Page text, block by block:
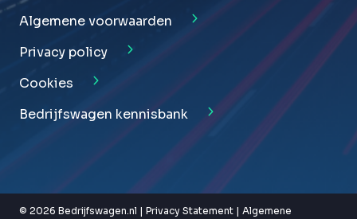
Algemene voorwaarden
Privacy policy
Cookies
Bedrijfswagen kennisbank
© 2026 Bedrijfswagen.nl | Privacy Statement | Algemene